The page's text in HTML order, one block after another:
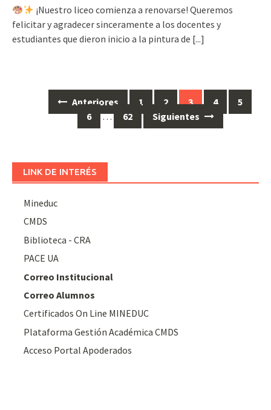
¡Nuestro liceo comienza a renovarse! Queremos
felicitar y agradecer sinceramente a los docentes y
estudiantes que dieron inicio a la pintura de [...]
Anteriores 1 2 3 4
5
6
… 62 Siguientes
LINK DE INTERÉS
Mineduc
CMDS
Biblioteca - CRA
PACE UA
Correo Institucional
Correo Alumnos
Certificados On Line MINEDUC
Plataforma Gestión Académica CMDS
Acceso Portal Apoderados